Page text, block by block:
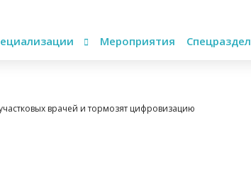
Мероприятия Спецраздел
врачей и тормозят цифровизацию